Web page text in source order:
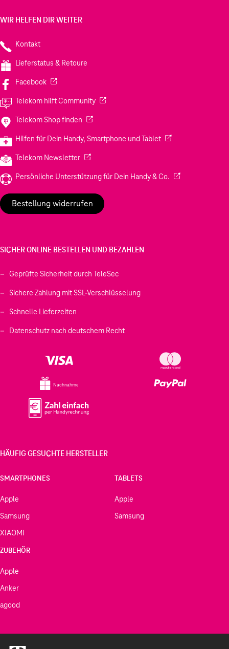
WIR HELFEN DIR WEITER
Kontakt
Lieferstatus & Retoure
Facebook(Wird in einem neuen Tab geöffnet)
Telekom hilft Community(Wird in einem neuen Tab geöffnet)
Telekom Shop finden (Wird in einem neuen Tab geöffnet)
Hilfen für Dein Handy, Smartphone und Tablet(Wird in einem
Telekom Newsletter(Wird in einem neuen Tab geöffnet)
Persönliche Unterstützung für Dein Handy & Co. (Wird in einem
Bestellung widerrufen
SICHER ONLINE BESTELLEN UND BEZAHLEN
Geprüfte Sicherheit durch TeleSec
Sichere Zahlung mit SSL-Verschlüsselung
Schnelle Lieferzeiten
Datenschutz nach deutschem Recht
Nachnahme
HÄUFIG GESUCHTE HERSTELLER
SMARTPHONES
Apple
Samsung
XIAOMI
TABLETS
Apple
Samsung
ZUBEHÖR
Apple
Anker
agood